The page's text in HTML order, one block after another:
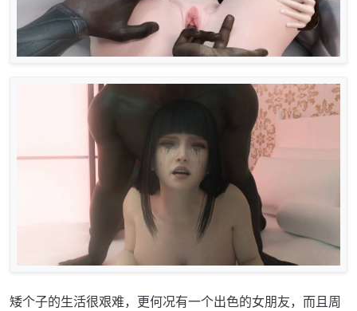
矮个子的生活很艰难，更何况有一个出色的女朋友，而且周